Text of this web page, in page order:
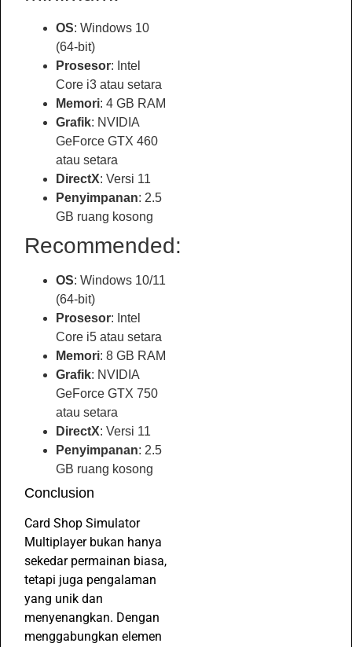
OS: Windows 10
(64-bit)
Prosesor: Intel
Core i3 atau setara
Memori: 4 GB RAM
Grafik: NVIDIA
GeForce GTX 460
atau setara
DirectX: Versi 11
Penyimpanan: 2.5
GB ruang kosong
Recommended:
OS: Windows 10/11
(64-bit)
Prosesor: Intel
Core i5 atau setara
Memori: 8 GB RAM
Grafik: NVIDIA
GeForce GTX 750
atau setara
DirectX: Versi 11
Penyimpanan: 2.5
GB ruang kosong
Conclusion
Card Shop Simulator
Multiplayer bukan hanya
sekedar permainan biasa,
tetapi juga pengalaman
yang unik dan
menyenangkan. Dengan
menggabungkan elemen